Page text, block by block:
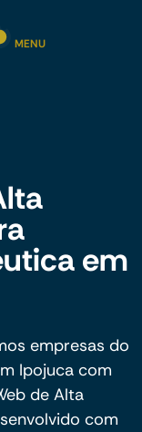
MENU
em
empresas do
Ipojuca com
de Alta
com